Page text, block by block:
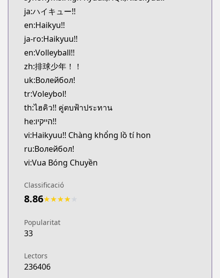
Kitsu
https://kitsu.app/manga/12619
CDJapan
CDJapan
https://www.anime-planet.com/manga/https://
MangaUpdates
MangaUpdates
https://www.mangaupdates.com/
Book☆Walker
Book☆Walker
https://bookwalker.jp/series/12997
Official English
Official English
https://www.viz.com/shonenjump/chapters/
Mangas.io
https://www.mangas.io/lire/haikyuu
Viz
https://www.viz.com/shonenjump/chapters/
Official Site
https://www.viz.com/haikyu
ja:ハイキュー!!
en:Haikyu!!
ja-ro:Haikyuu!!
en:Volleyball!!
zh:排球少年！！
uk:Волейбол!
tr:Voleybol!
th:ไฮคิว!! คู่ตบฟ้าประทาน
he:הייקיו!!
vi:Haikyuu!! Chàng khổng lồ tí hon
ru:Волейбол!
vi:Vua Bóng Chuyền
Classificació
8.86★★★★
Popularitat
33
Lectors
236406